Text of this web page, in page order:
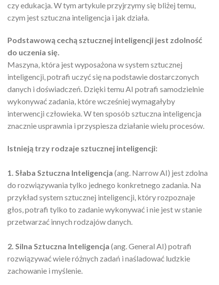
czy edukacja. W tym artykule przyjrzymy się bliżej temu,
czym jest sztuczna inteligencja i jak działa.
Podstawową cechą sztucznej inteligencji jest zdolność
do uczenia się.
Maszyna, która jest wyposażona w system sztucznej
inteligencji, potrafi uczyć się na podstawie dostarczonych
danych i doświadczeń. Dzięki temu AI potrafi samodzielnie
wykonywać zadania, które wcześniej wymagałyby
interwencji człowieka. W ten sposób sztuczna inteligencja
znacznie usprawnia i przyspiesza działanie wielu procesów.
Istnieją trzy rodzaje sztucznej inteligencji:
1. Słaba Sztuczna Inteligencja (ang. Narrow AI) jest zdolna
do rozwiązywania tylko jednego konkretnego zadania. Na
przykład system sztucznej inteligencji, który rozpoznaje
głos, potrafi tylko to zadanie wykonywać i nie jest w stanie
przetwarzać innych rodzajów danych.
2. Silna Sztuczna Inteligencja (ang. General AI) potrafi
rozwiązywać wiele różnych zadań i naśladować ludzkie
zachowanie i myślenie.